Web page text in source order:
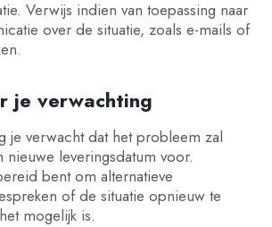
Verwijs indien van toepassing naar
over de situatie, zoals e-mails of
je verwachting
je verwacht dat het probleem zal
nieuwe leveringsdatum voor.
bent om alternatieve
of de situatie opnieuw te
mogelijk is.